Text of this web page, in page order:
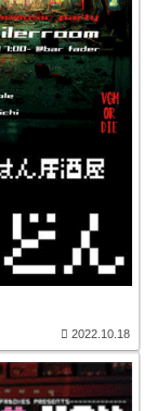
2022.10.18